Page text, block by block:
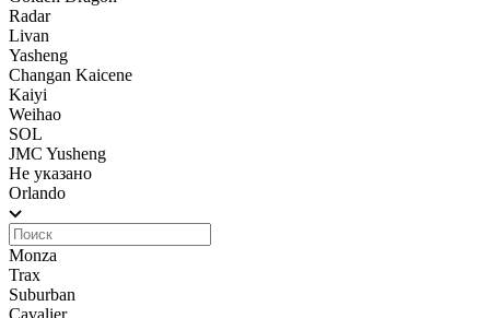
Radar
Livan
Yasheng
Changan Kaicene
Kaiyi
Weihao
SOL
JMC Yusheng
Не указано
Orlando
Monza
Trax
Suburban